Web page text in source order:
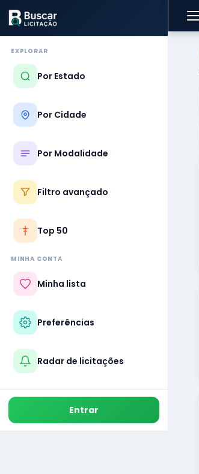
EXPLORAR
Por Estado
Por Cidade
Por Modalidade
Filtro avançado
Top 50
MINHA CONTA
Minha lista
Preferências
Radar de licitações
Entrar